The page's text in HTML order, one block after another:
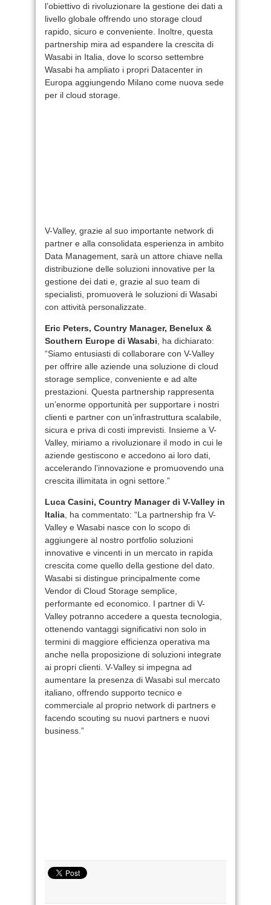
l’obiettivo di rivoluzionare la gestione dei dati a
livello globale offrendo uno storage cloud
rapido, sicuro e conveniente. Inoltre, questa
partnership mira ad espandere la crescita di
Wasabi in Italia, dove lo scorso settembre
Wasabi ha ampliato i propri Datacenter in
Europa aggiungendo Milano come nuova sede
per il cloud storage.
V-Valley, grazie al suo importante network di
partner e alla consolidata esperienza in ambito
Data Management, sarà un attore chiave nella
distribuzione delle soluzioni innovative per la
gestione dei dati e, grazie al suo team di
specialisti, promuoverà le soluzioni di Wasabi
con attività personalizzate.
Eric Peters, Country Manager, Benelux &
Southern Europe di Wasabi , ha dichiarato:
“Siamo entusiasti di collaborare con V-Valley
per offrire alle aziende una soluzione di cloud
storage semplice, conveniente e ad alte
prestazioni. Questa partnership rappresenta
un’enorme opportunità per supportare i nostri
clienti e partner con un’infrastruttura scalabile,
sicura e priva di costi imprevisti. Insieme a V-
Valley, miriamo a rivoluzionare il modo in cui le
aziende gestiscono e accedono ai loro dati,
accelerando l’innovazione e promuovendo una
crescita illimitata in ogni settore.”
Luca Casini, Country Manager di V-Valley in
Italia , ha commentato: “La partnership fra V-
Valley e Wasabi nasce con lo scopo di
aggiungere al nostro portfolio soluzioni
innovative e vincenti in un mercato in rapida
crescita come quello della gestione del dato.
Wasabi si distingue principalmente come
Vendor di Cloud Storage semplice,
performante ed economico. I partner di V-
Valley potranno accedere a questa tecnologia,
ottenendo vantaggi significativi non solo in
termini di maggiore efficienza operativa ma
anche nella proposizione di soluzioni integrate
ai propri clienti. V-Valley si impegna ad
aumentare la presenza di Wasabi sul mercato
italiano, offrendo supporto tecnico e
commerciale al proprio network di partners e
facendo scouting su nuovi partners e nuovi
business.”